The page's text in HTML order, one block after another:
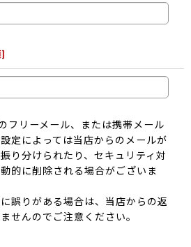
]
フリーメール、または携帯メール
定によっては当店からのメールが
り分けられたり、セキュリティ対
的に削除される場合がございま
誤りがある場合は、当店からの返
せんのでご注意ください。